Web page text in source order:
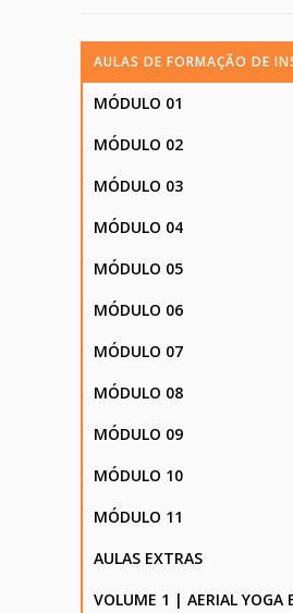
AULAS DE FORMAÇÃO DE
MÓDULO 01
MÓDULO 02
MÓDULO 03
MÓDULO 04
MÓDULO 05
MÓDULO 06
MÓDULO 07
MÓDULO 08
MÓDULO 09
MÓDULO 10
MÓDULO 11
AULAS EXTRAS
VOLUME 1 | AERIAL YOGA